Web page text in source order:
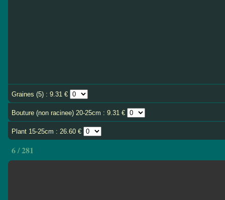
Graines (5) : 9.31 €
Bouture (non racinee) 20-25cm : 9.31 €
Plant 15-25cm : 26.60 €
6 / 281